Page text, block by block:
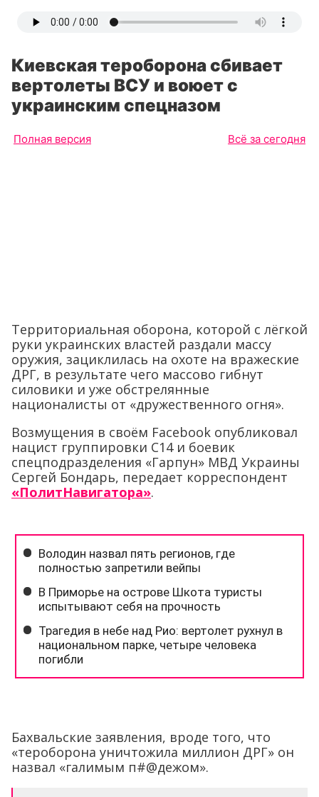
Киевская тероборона сбивает
вертолеты ВСУ и воюет с
украинским спецназом
Полная версия Всё за сегодня
Территориальная оборона, которой с лёгкой
руки украинских властей раздали массу
оружия, зациклилась на охоте на вражеские
ДРГ, в результате чего массово гибнут
силовики и уже обстрелянные
националисты от «дружественного огня».
Возмущения в своём Facebook опубликовал
нацист группировки С14 и боевик
спецподразделения «Гарпун» МВД Украины
Сергей Бондарь, передает корреспондент
«ПолитНавигатора».
Бахвальские заявления, вроде того, что
«тероборона уничтожила миллион ДРГ» он
назвал «галимым п#@дежом».